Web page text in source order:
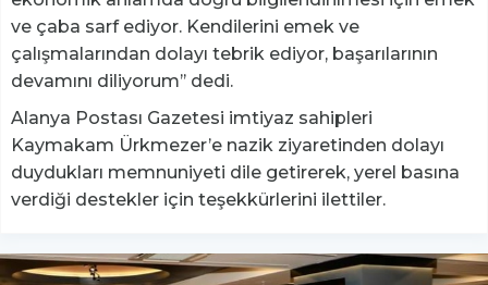
ve çaba sarf ediyor. Kendilerini emek ve
çalışmalarından dolayı tebrik ediyor, başarılarının
devamını diliyorum’’ dedi.
Alanya Postası Gazetesi imtiyaz sahipleri
Kaymakam Ürkmezer’e nazik ziyaretinden dolayı
duydukları memnuniyeti dile getirerek, yerel basına
verdiği destekler için teşekkürlerini ilettiler.